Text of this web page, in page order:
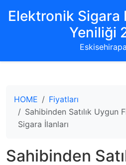
Elektronik Sigara
Yeniliği
HOME
Fiyatları
Sahibinden Satılık Uygun
Sigara İlanları
Sahibinden